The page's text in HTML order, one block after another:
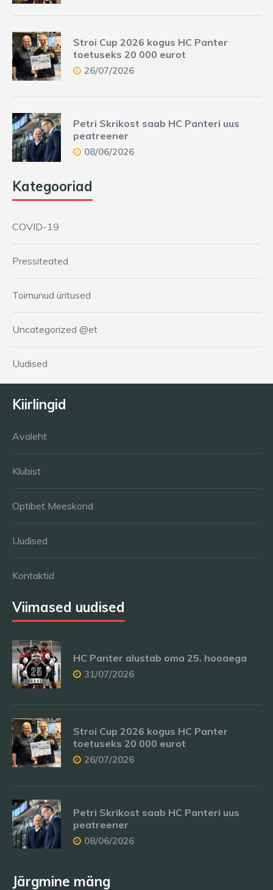
Stroi Cup 2026 kogus HC Panter
toetuseks 20 000 eurot
26/07/2026
Petri Skrikost saab HC Panteri uus
peatreener
08/06/2026
Kategooriad
COVID-19
Pressiteated
Toimunud üritused
Uncategorized @et
Uudised
Kiirlingid
Avaleht
Klubist
Optibet Meeskond
Uudised
Kontaktid
Viimased uudised
HC Panter alustab oma 25. hooaega
31/07/2026
Stroi Cup 2026 kogus HC Panter
toetuseks 20 000 eurot
26/07/2026
Petri Skrikost saab HC Panteri uus
peatreener
08/06/2026
Järgmine mäng